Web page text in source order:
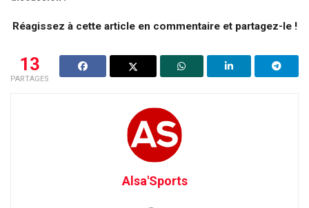
Réagissez à cette article en commentaire et partagez-le !
13
PARTAGES
Alsa'Sports